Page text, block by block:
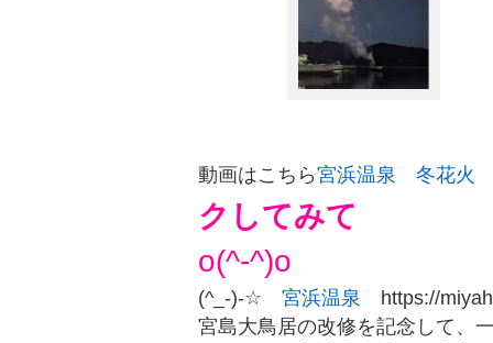
動画はこちら宮浜温泉 冬花火
クしてみて
o(^-^)o
(^_-)-☆ 宮浜温泉 https://
宮島大鳥居の改修を記念して、